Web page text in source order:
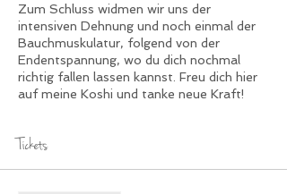
Zum Schluss widmen wir uns der
intensiven Dehnung und noch einmal der
Bauchmuskulatur, folgend von der
Endentspannung, wo du dich nochmal
richtig fallen lassen kannst. Freu dich hier
auf meine Koshi und tanke neue Kraft!
Tickets